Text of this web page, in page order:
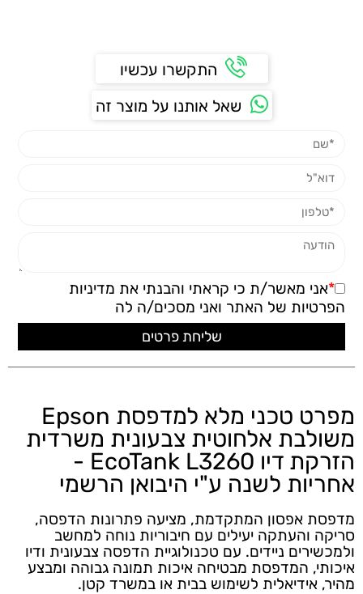
התקשרו עכשיו
שאל אותנו על מוצר זה
*אני מאשר/ת כי קראתי והבנתי את מדיניות
הפרטיות של האתר ואני מסכים/ה לה
מפרט טכני מלא למדפסת Epson
משולבת אלחוטית צבעונית משרדית
הזרקת דיו EcoTank L3260 -
אחריות לשנה ע"י היבואן הרשמי
מדפסת אפסון המתקדמת, מציעה פתרונות הדפסה,
סריקה והעתקה יעילים עם חיבוריות נוחה למחשב
ולמכשירים ניידים. עם טכנולוגיית הדפסה צבעונית ודיו
איכותי, המדפסת מבטיחה איכות תמונה גבוהה ומבצע
מהיר, אידיאלית לשימוש בבית או במשרד קטן.